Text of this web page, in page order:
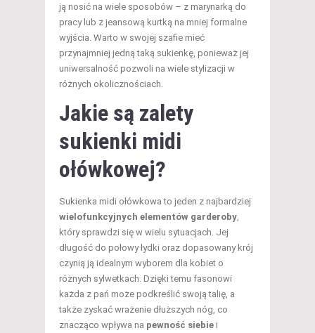
ją nosić na wiele sposobów – z marynarką do
pracy lub z jeansową kurtką na mniej formalne
wyjścia. Warto w swojej szafie mieć
przynajmniej jedną taką sukienkę, ponieważ jej
uniwersalność pozwoli na wiele stylizacji w
różnych okolicznościach.
Jakie są zalety
sukienki midi
ołówkowej?
Sukienka midi ołówkowa to jeden z najbardziej
wielofunkcyjnych elementów garderoby
który sprawdzi się w wielu sytuacjach. Jej
długość do połowy łydki oraz dopasowany krój
czynią ją idealnym wyborem dla kobiet o
różnych sylwetkach. Dzięki temu fasonowi
każda z pań może podkreślić swoją talię, a
także zyskać wrażenie dłuższych nóg, co
znacząco wpływa na pewność siebie i